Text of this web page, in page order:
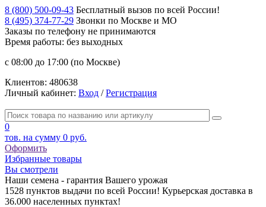
8 (800) 500-09-43 Бесплатный вызов по всей России!
8 (495) 374-77-29 Звонки по Москве и МО
Заказы по телефону не принимаются
Время работы: без выходных
с 08:00 до 17:00 (по Москве)
Клиентов: 480638
Личный кабинет: Вход /Регистрация
0
тов. на сумму 0 руб.
Оформить
Избранные товары
Вы смотрели
Наши семена - гарантия Вашего урожая
1528 пунктов выдачи по всей России! Курьерская доставка в
36.000 населенных пунктах!